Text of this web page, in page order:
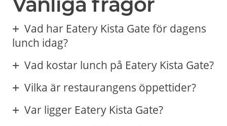
Vad har Eatery Kista Gate för dagens
lunch idag?
Vad kostar lunch på Eatery Kista Gate?
Vilka är restaurangens öppettider?
Var ligger Eatery Kista Gate?